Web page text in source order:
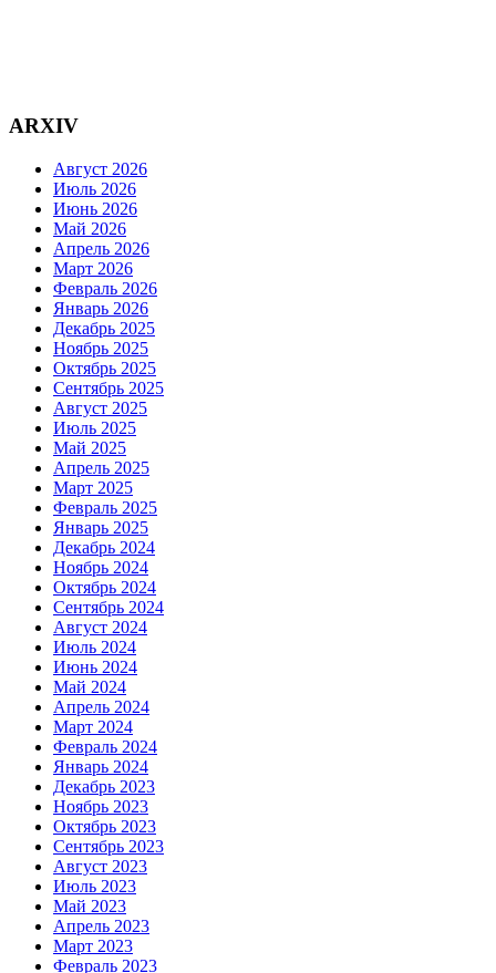
ARXIV
Август 2026
Июль 2026
Июнь 2026
Май 2026
Апрель 2026
Март 2026
Февраль 2026
Январь 2026
Декабрь 2025
Ноябрь 2025
Октябрь 2025
Сентябрь 2025
Август 2025
Июль 2025
Май 2025
Апрель 2025
Март 2025
Февраль 2025
Январь 2025
Декабрь 2024
Ноябрь 2024
Октябрь 2024
Сентябрь 2024
Август 2024
Июль 2024
Июнь 2024
Май 2024
Апрель 2024
Март 2024
Февраль 2024
Январь 2024
Декабрь 2023
Ноябрь 2023
Октябрь 2023
Сентябрь 2023
Август 2023
Июль 2023
Май 2023
Апрель 2023
Март 2023
Февраль 2023